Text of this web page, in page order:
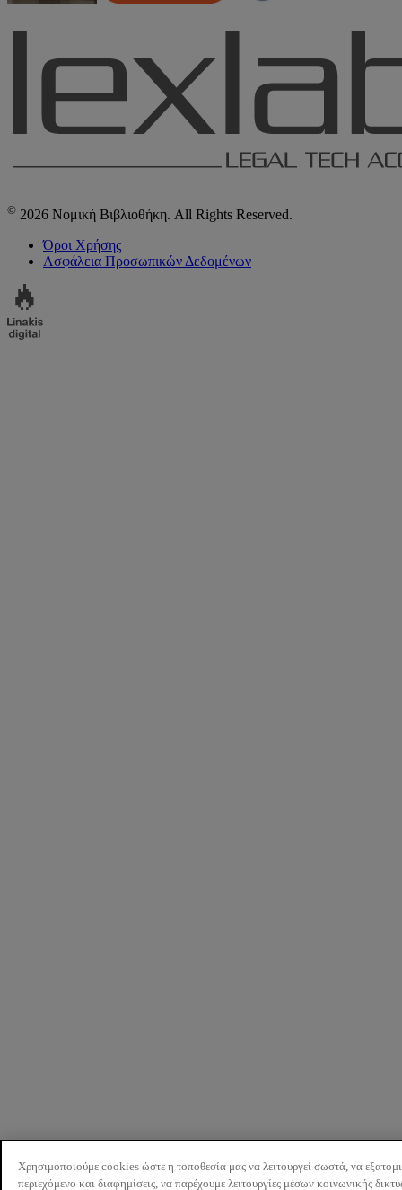
© 2026 Νομική Βιβλιοθήκη. All Rights Reserved.
Όροι Χρήσης
Ασφάλεια Προσωπικών Δεδομένων
Χρησιμοποιούμε cookies ώστε η τοποθεσία μας να λειτουργεί σωστά, να
περιεχόμενο και διαφημίσεις, να παρέχουμε λειτουργίες μέσων κοινωνικής